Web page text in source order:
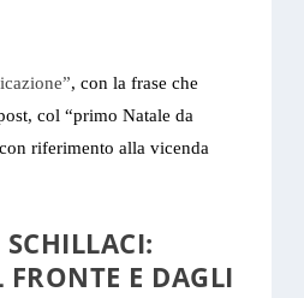
, con la frase che
col “primo Natale da
riferimento alla vicenda
SCHILLACI:
E DAGLI